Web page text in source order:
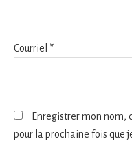
Courriel *
Enregistrer mon nom,
pour la prochaine fois que